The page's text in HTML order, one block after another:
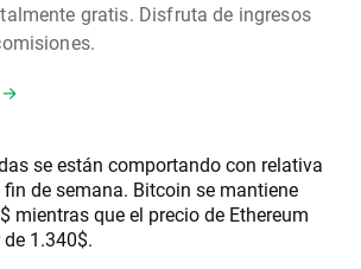
gratis. Disfruta de ingresos
se están comportando con relativa
de semana. Bitcoin se mantiene
mientras que el precio de Ethereum
1.340$.